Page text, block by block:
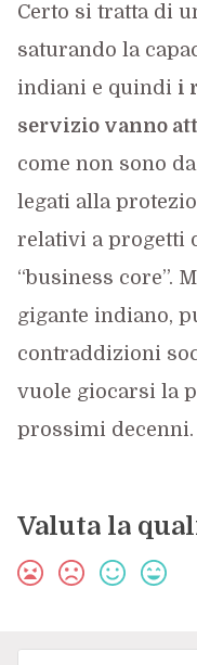
Certo si tratta di
saturando la
indiani e quindi i
servizio vanno
come non sono
legati alla
relativi a progetti
“business core”.
gigante indiano,
contraddizioni
vuole giocarsi la
prossimi decenni.
Valuta la